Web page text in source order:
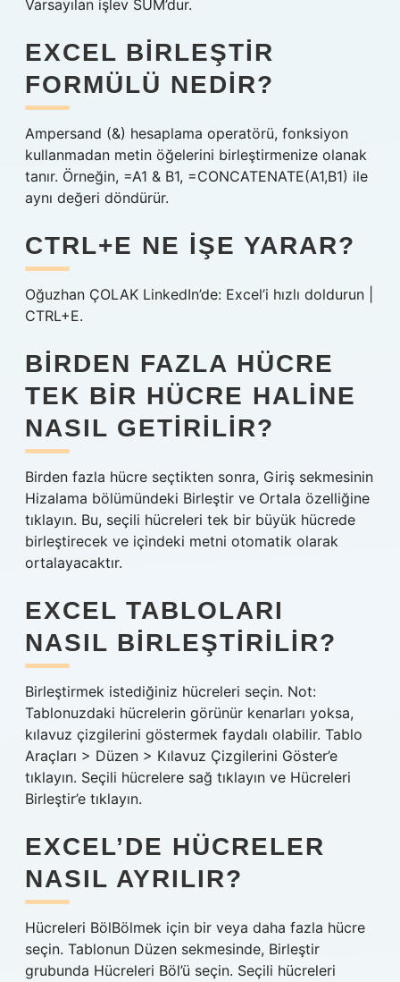
Varsayılan işlev SUM’dur.
EXCEL BIRLEŞTIR
FORMÜLÜ NEDIR?
Ampersand (&) hesaplama operatörü, fonksiyon
kullanmadan metin öğelerini birleştirmenize olanak
tanır. Örneğin, =A1 & B1, =CONCATENATE(A1,B1) ile
aynı değeri döndürür.
CTRL+E NE IŞE YARAR?
Oğuzhan ÇOLAK LinkedIn’de: Excel’i hızlı doldurun |
CTRL+E.
BIRDEN FAZLA HÜCRE
TEK BIR HÜCRE HALINE
NASIL GETIRILIR?
Birden fazla hücre seçtikten sonra, Giriş sekmesinin
Hizalama bölümündeki Birleştir ve Ortala özelliğine
tıklayın. Bu, seçili hücreleri tek bir büyük hücrede
birleştirecek ve içindeki metni otomatik olarak
ortalayacaktır.
EXCEL TABLOLARI
NASIL BIRLEŞTIRILIR?
Birleştirmek istediğiniz hücreleri seçin. Not:
Tablonuzdaki hücrelerin görünür kenarları yoksa,
kılavuz çizgilerini göstermek faydalı olabilir. Tablo
Araçları > Düzen > Kılavuz Çizgilerini Göster’e
tıklayın. Seçili hücrelere sağ tıklayın ve Hücreleri
Birleştir’e tıklayın.
EXCEL’DE HÜCRELER
NASIL AYRILIR?
Hücreleri BölBölmek için bir veya daha fazla hücre
seçin. Tablonun Düzen sekmesinde, Birleştir
grubunda Hücreleri Böl’ü seçin. Seçili hücreleri